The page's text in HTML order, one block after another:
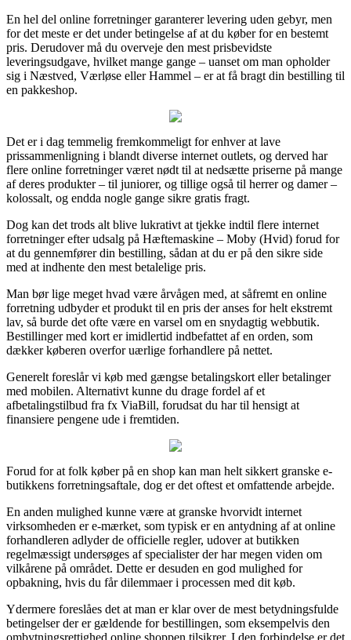
En hel del online forretninger garanterer levering uden gebyr, men
for det meste er det under betingelse af at du køber for en bestemt
pris. Derudover må du overveje den mest prisbevidste
leveringsudgave, hvilket mange gange – uanset om man opholder
sig i Næstved, Værløse eller Hammel – er at få bragt din bestilling til
en pakkeshop.
Det er i dag temmelig fremkommeligt for enhver at lave
prissammenligning i blandt diverse internet outlets, og derved har
flere online forretninger været nødt til at nedsætte priserne på mange
af deres produkter – til juniorer, og tillige også til herrer og damer –
kolossalt, og endda nogle gange sikre gratis fragt.
Dog kan det trods alt blive lukrativt at tjekke indtil flere internet
forretninger efter udsalg på Hæftemaskine – Moby (Hvid) forud for
at du gennemfører din bestilling, sådan at du er på den sikre side
med at indhente den mest betalelige pris.
Man bør lige meget hvad være årvågen med, at såfremt en online
forretning udbyder et produkt til en pris der anses for helt ekstremt
lav, så burde det ofte være en varsel om en snydagtig webbutik.
Bestillinger med kort er imidlertid indbefattet af en orden, som
dækker køberen overfor uærlige forhandlere på nettet.
Generelt foreslår vi køb med gængse betalingskort eller betalinger
med mobilen. Alternativt kunne du drage fordel af et
afbetalingstilbud fra fx ViaBill, forudsat du har til hensigt at
finansiere pengene ude i fremtiden.
Forud for at folk køber på en shop kan man helt sikkert granske e-
butikkens forretningsaftale, dog er det oftest et omfattende arbejde.
En anden mulighed kunne være at granske hvorvidt internet
virksomheden er e-mærket, som typisk er en antydning af at online
forhandleren adlyder de officielle regler, udover at butikken
regelmæssigt undersøges af specialister der har megen viden om
vilkårene på området. Dette er desuden en god mulighed for
opbakning, hvis du får dilemmaer i processen med dit køb.
Ydermere foreslåes det at man er klar over de mest betydningsfulde
betingelser der er gældende for bestillingen, som eksempelvis den
ombytningsrettighed online shoppen tilsikrer. I den forbindelse er det